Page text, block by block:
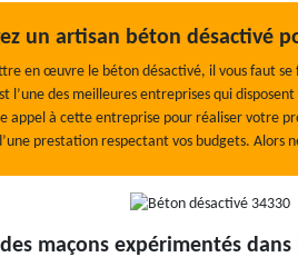
un artisan béton désactivé
en œuvre le béton désactivé, il vous faut
l’une des meilleures entreprises qui
appel à cette entreprise pour réaliser votre
prestation respectant vos budgets. Alors
maçons expérimentés dans